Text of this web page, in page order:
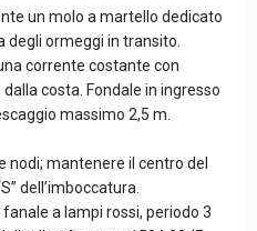
un molo a martello dedicato
ormeggi in transito.
corrente costante con
costa. Fondale in ingresso
massimo 2,5 m.
nodi; mantenere il centro del
dell’imboccatura.
fanale a lampi rossi, periodo 3